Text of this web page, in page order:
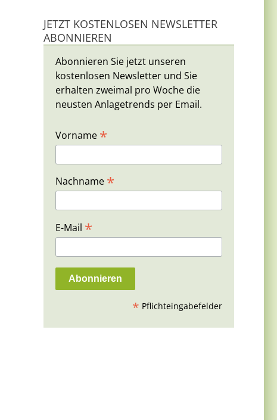
JETZT KOSTENLOSEN NEWSLETTER
ABONNIEREN
Abonnieren Sie jetzt unseren
kostenlosen Newsletter und Sie
erhalten zweimal pro Woche die
neusten Anlagetrends per Email.
Vorname *
Nachname *
E-Mail *
* Pflichteingabefelder